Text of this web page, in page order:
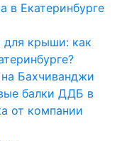
в Екатеринбурге
крыши: как
Бахчиванджи
балки ДДБ в
от компании